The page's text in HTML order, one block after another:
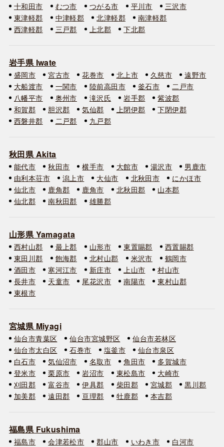
十和田市
むつ市 つがる市 平川市
三沢市
東津軽郡
中津軽郡 北津軽郡
南津軽郡
西津軽郡
三戸郡 上北郡 下北郡
岩手県 Iwate
盛岡市 宮古市 花巻市 北上市 久慈市
遠野市
大船渡市
一関市 陸前高田市 釜石市
二戸市
八幡平市
奥州市 滝沢氏 岩手郡
紫波郡
和賀郡
胆沢郡 気仙郡 上閉伊郡
下閉伊郡
西磐井郡
二戸郡 九戸郡
秋田県 Akita
能代市 秋田市 横手市 大館市 湯沢市
男鹿市
由利本荘市
潟上市 大仙市 北秋田市
にかほ市
仙北市
鹿角郡 鹿角市 北秋田郡
山本郡
仙北郡
南秋田郡 雄勝郡
山形県 Yamagata
西村山郡 最上郡 山形市 東置賜郡
西置賜郡
東田川郡
飽海郡 北村山郡 米沢市
鶴岡市
酒田市
寒河江市 新庄市 上山市
村山市
長井市
天童市 尾花沢市 南陽市
東村山郡
東根市
宮城県 Miyagi
仙台市青葉区 仙台市宮城野区
仙台市若林区
仙台市太白区
石巻市 塩釜市
仙台市泉区
白石市
気仙沼市 名取市 角田市
多賀城市
登米市
栗原市 岩沼市 東松島市
大崎市
刈田郡
富谷市 伊具郡 柴田郡 宮城郡
黒川郡
加美郡
遠田郡 亘理郡 牡鹿郡 本吉郡
福島県 Fukushima
福島市 会津若松市 郡山市 いわき市
白河市